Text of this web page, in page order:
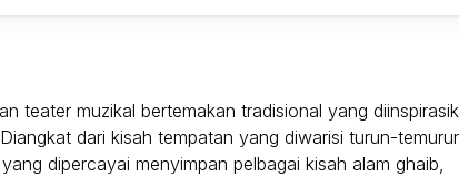
teater muzikal bertemakan tradisional yang
dari kisah tempatan yang diwarisi turun-
dipercayai menyimpan pelbagai kisah alam ghaib,